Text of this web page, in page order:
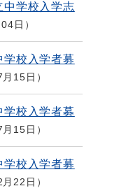
中学校入学志
日
校入学者募
15日
校入学者募
15日
校入学者募
22日